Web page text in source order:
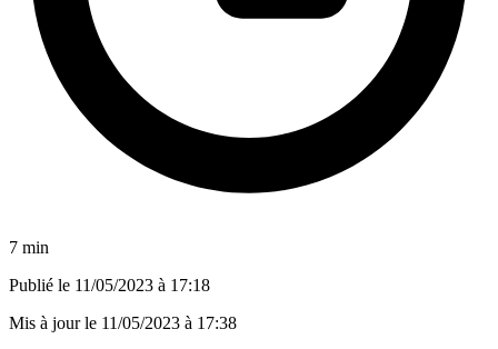
7 min
Publié le 11/05/2023 à 17:18
Mis à jour le 11/05/2023 à 17:38